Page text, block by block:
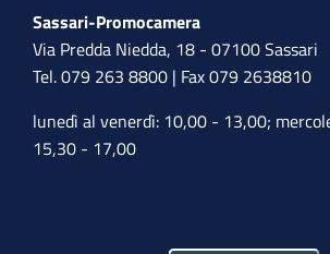
Sassari-Promocamera
Via Predda Niedda, 18 - 07100 Sassari
Tel. 079 263 8800 | Fax 079 2638810
lunedì al venerdì: 10,00 - 13,00;
15,30 - 17,00